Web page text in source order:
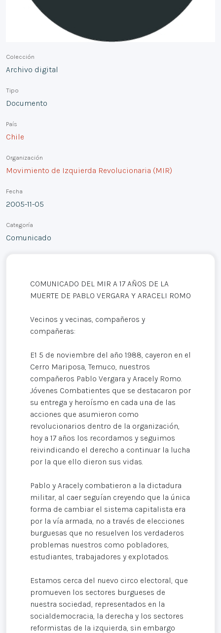
Colección
Archivo digital
Tipo
Documento
País
Chile
Organización
Movimiento de Izquierda Revolucionaria (MIR)
Fecha
2005-11-05
Categoría
Comunicado
COMUNICADO DEL MIR A 17 AÑOS DE LA
MUERTE DE PABLO VERGARA Y ARACELI ROMO
Vecinos y vecinas, compañeros y
compañeras:
E1 5 de noviembre del año 1988, cayeron en el
Cerro Mariposa, Temuco, nuestros
compañeros Pablo Vergara y Aracely Romo.
Jóvenes Combatientes que se destacaron por
su entrega y heroísmo en cada una de las
acciones que asumieron como
revolucionarios dentro de la organización,
hoy a 17 años los recordamos y seguimos
reivindicando el derecho a continuar la lucha
por la que ello dieron sus vidas.
Pablo y Aracely combatieron a la dictadura
militar, al caer seguían creyendo que la única
forma de cambiar el sistema capitalista era
por la vía armada, no a través de elecciones
burguesas que no resuelven los verdaderos
problemas nuestros como pobladores,
estudiantes, trabajadores y explotados.
Estamos cerca del nuevo circo electoral, que
promueven los sectores burgueses de
nuestra sociedad, representados en la
socialdemocracia, la derecha y los sectores
reformistas de la izquierda, sin embargo